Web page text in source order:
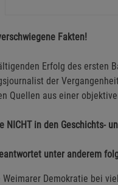
Fakten!
Erfolg des ersten
der
Quellen aus einer
NICHT in den Geschichts-
unter anderem
Weimarer Demokratie bei